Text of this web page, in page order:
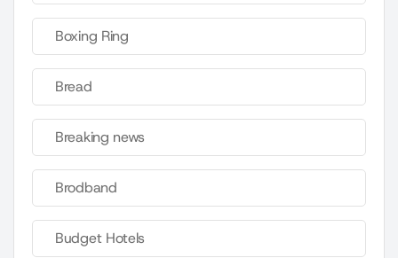
Boxing Ring
Bread
Breaking news
Brodband
Budget Hotels